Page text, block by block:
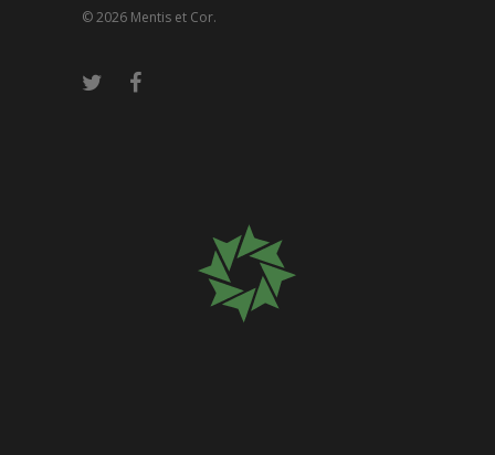
© 2026 Mentis et Cor.